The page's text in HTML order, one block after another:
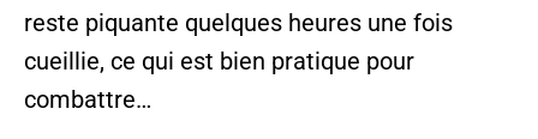
reste piquante quelques heures une fois
cueillie, ce qui est bien pratique pour
combattre…